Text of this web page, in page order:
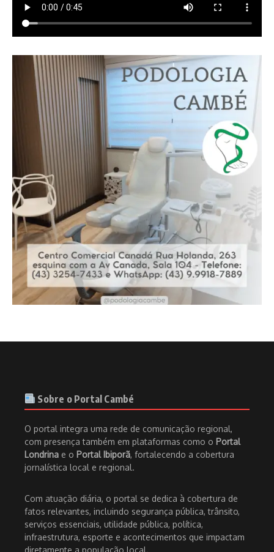
Sobre o Portal Cambé
O portal integra uma rede de comunicação regional,
com presença também em plataformas como o Portal
Londrina e o Portal Ibiporã, fortalecendo a cobertura
jornalística local e regional.
Com atuação diária, o portal se dedica à cobertura de
fatos relevantes, incluindo segurança pública, trânsito,
serviços essenciais, utilidade pública, política,
infraestrutura, esporte e acontecimentos que impactam
diretamente a população local.